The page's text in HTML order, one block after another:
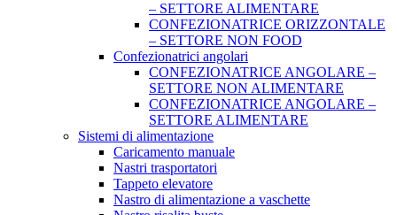
– SETTORE ALIMENTARE
CONFEZIONATRICE ORIZZONTALE
– SETTORE NON FOOD
Confezionatrici angolari
CONFEZIONATRICE ANGOLARE –
SETTORE NON ALIMENTARE
CONFEZIONATRICE ANGOLARE –
SETTORE ALIMENTARE
Sistemi di alimentazione
Caricamento manuale
Nastri trasportatori
Tappeto elevatore
Nastro di alimentazione a vaschette